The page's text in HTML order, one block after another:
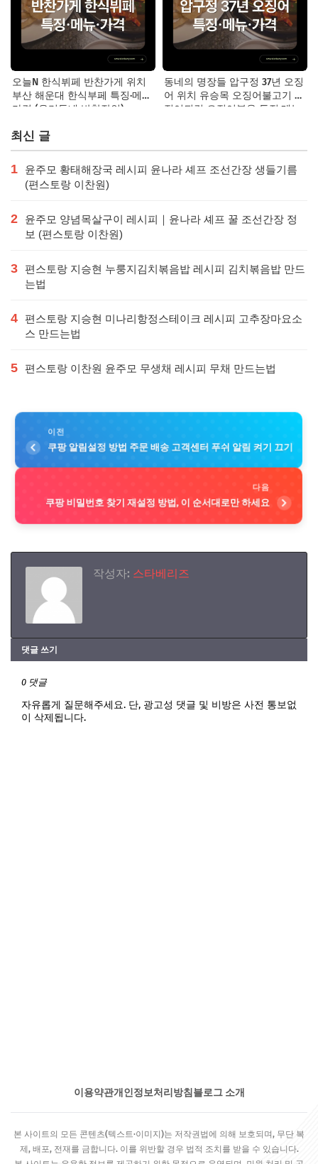
오늘N 한식뷔페 반찬가게 위치
부산 해운대 한식부페 특징·메뉴·
가격 (우리동네 반찬장인)
동네의 명장들 압구정 37년 오징
어 위치 유승목 오징어불고기 오
징어튀김 오징어볶음 특징·메뉴·
최신 글
1
윤주모 황태해장국 레시피 윤나라 셰프 조선간장 생들기름
(편스토랑 이찬원)
2
윤주모 양념목살구이 레시피｜윤나라 셰프 꿀 조선간장 정
보 (편스토랑 이찬원)
3
편스토랑 지승현 누룽지김치볶음밥 레시피 김치볶음밥 만드
는법
4
편스토랑 지승현 미나리항정스테이크 레시피 고추장마요소
스 만드는법
5 편스토랑 이찬원 윤주모 무생채 레시피 무채 만드는법
이전
쿠팡 알림설정 방법 주문 배송 고객센터 푸쉬 알림 켜기 끄기
다음
쿠팡 비밀번호 찾기 재설정 방법, 이 순서대로만 하세요
작성자: 스타베리즈
댓글 쓰기
0 댓글
자유롭게 질문해주세요. 단, 광고성 댓글 및 비방은 사전 통보없
이 삭제됩니다.
이용약관개인정보처리방침 블로그 소개
본 사이트의 모든 콘텐츠(텍스트·이미지)는 저작권법에 의해 보호되며, 무단 복
제, 배포, 전재를 금합니다. 이를 위반할 경우 법적 조치를 받을 수 있습니다.